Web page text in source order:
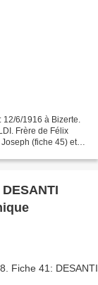
12/6/1916 à Bizerte.
Frère de Félix
(fiche 45) et